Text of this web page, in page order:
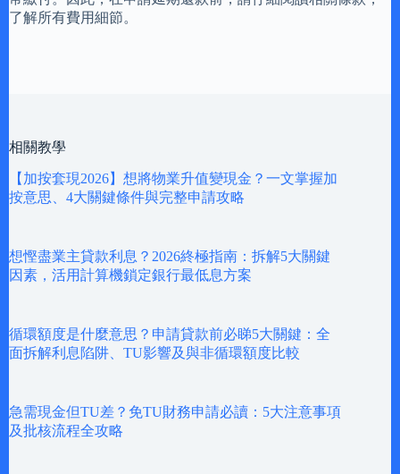
了解所有費用細節。
相關教學
【加按套現2026】想將物業升值變現金？一文掌握加
按意思、4大關鍵條件與完整申請攻略
想慳盡業主貸款利息？2026終極指南：拆解5大關鍵
因素，活用計算機鎖定銀行最低息方案
循環額度是什麼意思？申請貸款前必睇5大關鍵：全
面拆解利息陷阱、TU影響及與非循環額度比較
急需現金但TU差？免TU財務申請必讀：5大注意事項
及批核流程全攻略